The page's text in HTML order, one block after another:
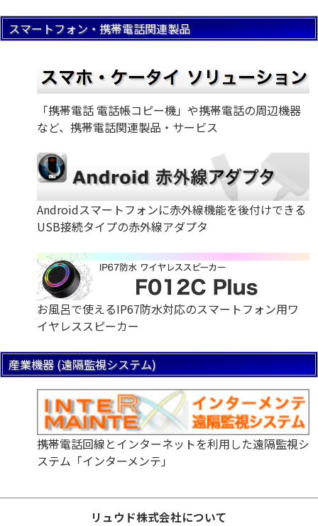
スマートフォン・携帯電話関連製品
「携帯電話 電話帳コピー機」や携帯電話の周辺機器
など、携帯電話関連製品・サービス
Androidスマートフォンに赤外線機能を後付けできる
USB接続タイプの赤外線アダプタ
お風呂で使えるIP67防水対応のスマートフォン用ワ
イヤレススピーカー
産業機器 (遠隔監視システム)
携帯電話回線とインターネットを利用した遠隔監視シ
ステム「インターメンテ」
リュウド株式会社について